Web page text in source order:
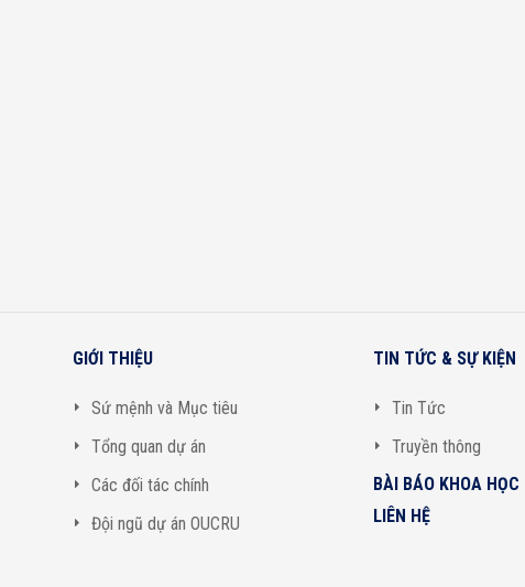
GIỚI THIỆU
Sứ mệnh và Mục tiêu
Tổng quan dự án
Các đối tác chính
Đội ngũ dự án OUCRU
TIN TỨC & SỰ KIỆN
Tin Tức
Truyền thông
BÀI BÁO KHOA HỌC
LIÊN HỆ